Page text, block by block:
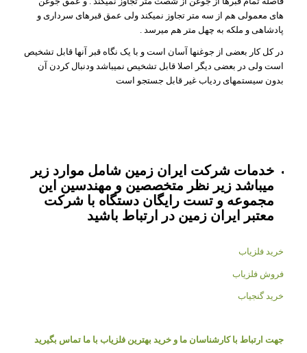
های معمولی هم از سه متر تجاوز نمیکند ولی عمق قبرهای سرداری و
پادشاهی و ملکه به چهل متر هم میرسد .
در کل کار بعضی از جوغنها آسان است و با یک نگاه قبر آنها قابل تشخیص
است ولی در بعضی دیگر اصلا قابل تشخیص نمیباشد ودنبال کردن آن
بدون سیستمهای ردیاب غیر قابل جستجو است
خدمات شرکت ایران زمین شامل موارد زیر
میباشد زیر نظر متخصصین و مهندسین این
مجموعه و تست رایگان دستگاه با شرکت
معتبر ایران زمین در ارتباط باشید
خرید فلزیاب
فروش فلزیاب
خرید گنجیاب
جهت ارتباط با کارشناسان ما و خرید بهترین فلزیاب با ما تماس بگیرید